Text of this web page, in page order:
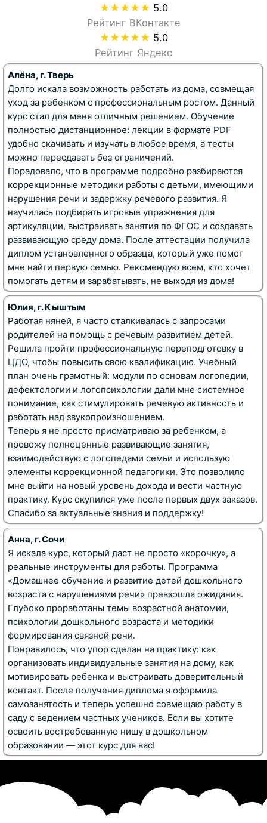
★★★★★ 5.0
Рейтинг ВКонтакте
★★★★★ 5.0
Рейтинг Яндекс
Алёна, г. Тверь
Долго искала возможность работать из дома, совмещая
уход за ребенком с профессиональным ростом. Данный
курс стал для меня отличным решением. Обучение
полностью дистанционное: лекции в формате PDF
удобно скачивать и изучать в любое время, а тесты
можно пересдавать без ограничений.
Порадовало, что в программе подробно разбираются
коррекционные методики работы с детьми, имеющими
нарушения речи и задержку речевого развития. Я
научилась подбирать игровые упражнения для
артикуляции, выстраивать занятия по ФГОС и создавать
развивающую среду дома. После аттестации получила
диплом установленного образца, который уже помог
мне найти первую семью. Рекомендую всем, кто хочет
помогать детям и зарабатывать, не выходя из дома!
Юлия, г. Кыштым
Работая няней, я часто сталкивалась с запросами
родителей на помощь с речевым развитием детей.
Решила пройти профессиональную переподготовку в
ЦДО, чтобы повысить свою квалификацию. Учебный
план очень грамотный: модули по основам логопедии,
дефектологии и логопсихологии дали мне системное
понимание, как стимулировать речевую активность и
работать над звукопроизношением.
Теперь я не просто присматриваю за ребенком, а
провожу полноценные развивающие занятия,
взаимодействую с логопедами семьи и использую
элементы коррекционной педагогики. Это позволило
мне выйти на новый уровень дохода и вести частную
практику. Курс окупился уже после первых двух заказов.
Спасибо за актуальные знания и поддержку!
Анна, г. Сочи
Я искала курс, который даст не просто «корочку», а
реальные инструменты для работы. Программа
«Домашнее обучение и развитие детей дошкольного
возраста с нарушениями речи» превзошла ожидания.
Глубоко проработаны темы возрастной анатомии,
психологии дошкольного возраста и методики
формирования связной речи.
Понравилось, что упор сделан на практику: как
организовать индивидуальные занятия на дому, как
мотивировать ребенка и выстраивать доверительный
контакт. После получения диплома я оформила
самозанятость и теперь успешно совмещаю работу в
саду с ведением частных учеников. Если вы хотите
освоить востребованную нишу в дошкольном
образовании — этот курс для вас!